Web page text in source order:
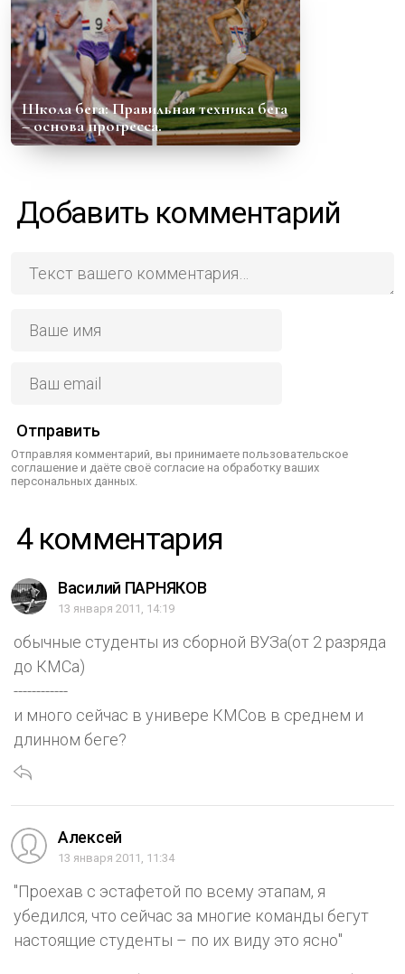
Школа бега: Правильная техника бега
– основа прогресса.
Добавить комментарий
Отправить
Отправляя комментарий, вы принимаете пользовательское
соглашение и даёте своё согласие на обработку ваших
персональных данных.
4 комментария
Василий ПАРНЯКОВ
13 января 2011, 14:19
обычные студенты из сборной ВУЗа(от 2 разряда
до КМСа)
------------
и много сейчас в универе КМСов в среднем и
длинном беге?
Алексей
13 января 2011, 11:34
"Проехав с эстафетой по всему этапам, я
убедился, что сейчас за многие команды бегут
настоящие студенты – по их виду это ясно"